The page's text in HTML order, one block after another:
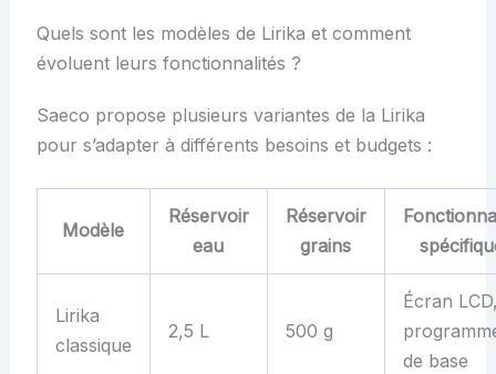
Quels sont les modèles de Lirika et comment
évoluent leurs fonctionnalités ?
Saeco propose plusieurs variantes de la Lirika
pour s’adapter à différents besoins et budgets :
Modèle
Réservoir
eau
Réservoir
grains
Lirika
classique
2,5 L 500 g
Écran
de base